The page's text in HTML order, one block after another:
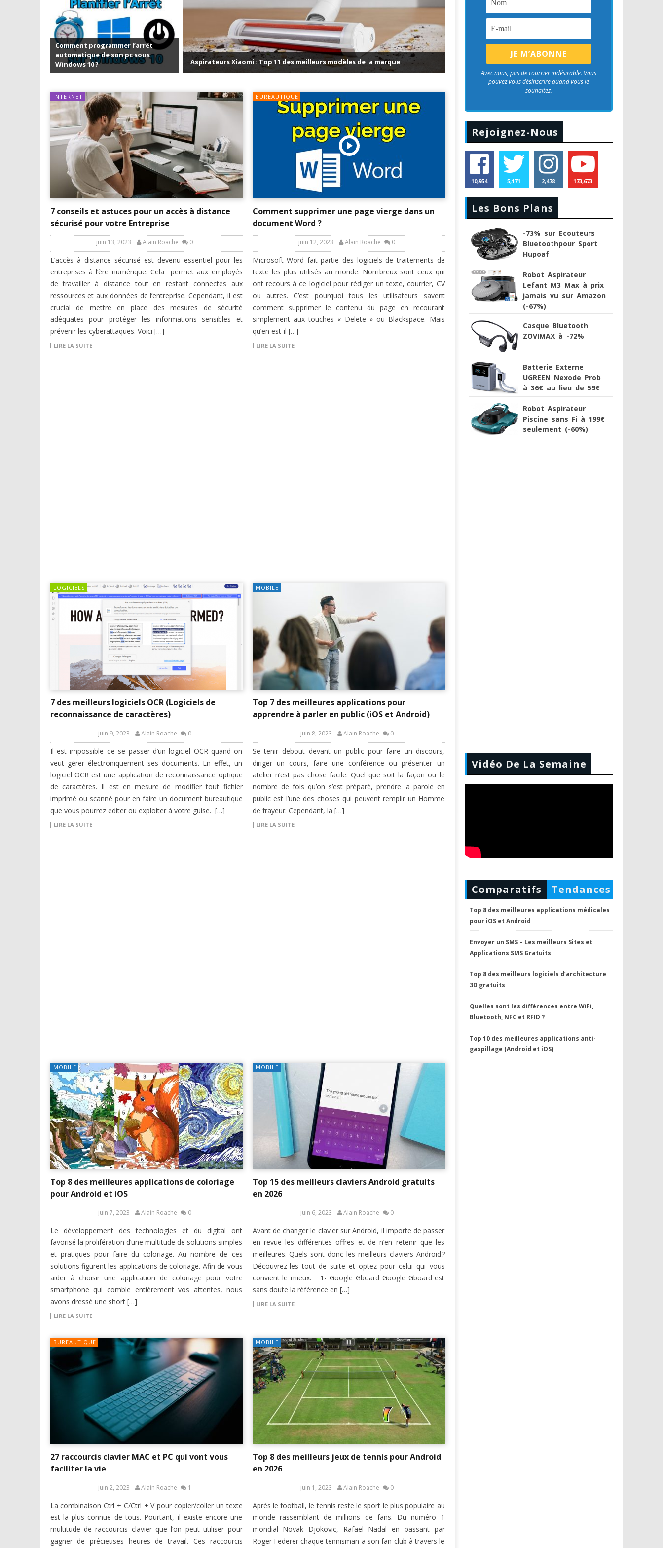
Aspirateurs Xiaomi : Top 11 des meilleurs modèles de la marque
Top 10 des meilleurs jeux de cuisine
pour Android
Montres Connectées Huawei : Top 11 des meilleurs modèles
INTERNET
7 conseils et astuces pour un accès à distance
sécurisé pour votre Entreprise
juin 13, 2023 Alain Roache 0
L’accès à distance sécurisé est devenu essentiel pour les
entreprises à l’ère numérique. Cela permet aux employés
de travailler à distance tout en restant connectés aux
ressources et aux données de l’entreprise. Cependant, il est
crucial de mettre en place des mesures de sécurité
adéquates pour protéger les informations sensibles et
prévenir les cyberattaques. Voici […]
LIRE LA SUITE
BUREAUTIQUE
Comment supprimer une page vierge dans un
document Word ?
juin 12, 2023 Alain Roache 0
Microsoft Word fait partie des logiciels de traitements de
texte les plus utilisés au monde. Nombreux sont ceux qui
ont recours à ce logiciel pour rédiger un texte, courrier, CV
ou autres. C’est pourquoi tous les utilisateurs savent
comment supprimer le contenu du page en recourant
simplement aux touches « Delete » ou Blackspace. Mais
qu’en est-il […]
LIRE LA SUITE
LOGICIELS
7 des meilleurs logiciels OCR (Logiciels de
reconnaissance de caractères)
juin 9, 2023 Alain Roache 0
Il est impossible de se passer d’un logiciel OCR quand on
veut gérer électroniquement ses documents. En effet, un
logiciel OCR est une application de reconnaissance optique
de caractères. Il est en mesure de modifier tout fichier
imprimé ou scanné pour en faire un document bureautique
que vous pourrez éditer ou exploiter à votre guise. […]
LIRE LA SUITE
MOBILE
Top 7 des meilleures applications pour
apprendre à parler en public (iOS et Android)
juin 8, 2023 Alain Roache 0
Se tenir debout devant un public pour faire un discours,
diriger un cours, faire une conférence ou présenter un
atelier n’est pas chose facile. Quel que soit la façon ou le
nombre de fois qu’on s’est préparé, prendre la parole en
public est l’une des choses qui peuvent remplir un Homme
de frayeur. Cependant, la […]
LIRE LA SUITE
MOBILE
Top 8 des meilleures applications de coloriage
pour Android et iOS
juin 7, 2023 Alain Roache 0
Le développement des technologies et du digital ont
favorisé la prolifération d’une multitude de solutions simples
et pratiques pour faire du coloriage. Au nombre de ces
solutions figurent les applications de coloriage. Afin de vous
aider à choisir une application de coloriage pour votre
smartphone qui comble entièrement vos attentes, nous
avons dressé une short […]
LIRE LA SUITE
MOBILE
Top 15 des meilleurs claviers Android gratuits
en 2026
juin 6, 2023 Alain Roache 0
Avant de changer le clavier sur Android, il importe de passer
en revue les différentes offres et de n’en retenir que les
meilleures. Quels sont donc les meilleurs claviers Android ?
Découvrez-les tout de suite et optez pour celui qui vous
convient le mieux. 1- Google Gboard Google Gboard est
sans doute la référence en […]
LIRE LA SUITE
BUREAUTIQUE
27 raccourcis clavier MAC et PC qui vont vous
faciliter la vie
juin 2, 2023 Alain Roache 1
La combinaison Ctrl + C/Ctrl + V pour copier/coller un texte
est la plus connue de tous. Pourtant, il existe encore une
multitude de raccourcis clavier que l’on peut utiliser pour
gagner de précieuses heures de travail. Ces raccourcis
MOBILE
Top 8 des meilleurs jeux de tennis pour Android
en 2026
juin 1, 2023 Alain Roache 0
Après le football, le tennis reste le sport le plus populaire au
monde rassemblant de millions de fans. Du numéro 1
mondial Novak Djokovic, Rafaël Nadal en passant par
Roger Federer chaque tennisman a son fan club à travers le
Avec nous, pas de courrier indésirable. Vous
pouvez vous désinscrire quand vous le
souhaitez.
Rejoignez-Nous
10,954 5,171 2,478 173,673
Les Bons Plans
-73% sur Ecouteurs
Bluetoothpour Sport
Hupoaf
Robot Aspirateur
Lefant M3 Max à prix
jamais vu sur Amazon
(-67%)
Casque Bluetooth
ZOVIMAX à -72%
Batterie Externe
UGREEN Nexode Prob
à 36€ au lieu de 59€
Robot Aspirateur
Piscine sans Fi à 199€
seulement (-60%)
Vidéo De La Semaine
Comparatifs Tendances
Top 8 des meilleures applications médicales
pour iOS et Android
Envoyer un SMS – Les meilleurs Sites et
Applications SMS Gratuits
Top 8 des meilleurs logiciels d’architecture
3D gratuits
Quelles sont les différences entre WiFi,
Bluetooth, NFC et RFID ?
Top 10 des meilleures applications anti-
gaspillage (Android et iOS)